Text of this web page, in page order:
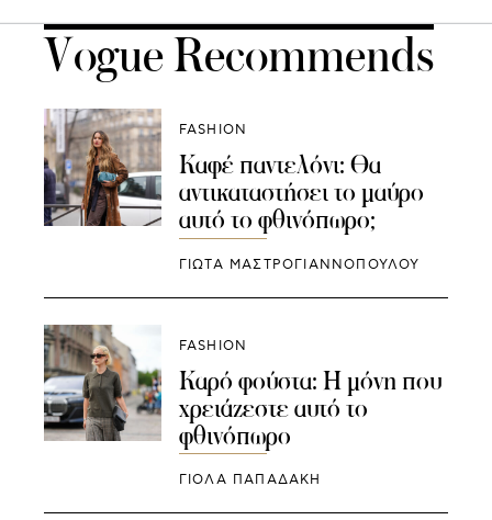
Vogue Recommends
FASHION
Καφέ παντελόνι: Θα
αντικαταστήσει το μαύρο
αυτό το φθινόπωρο;
ΓΙΩΤΑ ΜΑΣΤΡΟΓΙΑΝΝΟΠΟΥΛΟΥ
FASHION
Καρό φούστα: Η μόνη που
χρειάζεστε αυτό το
φθινόπωρο
ΓΙΌΛΑ ΠΑΠΑΔΆΚΗ